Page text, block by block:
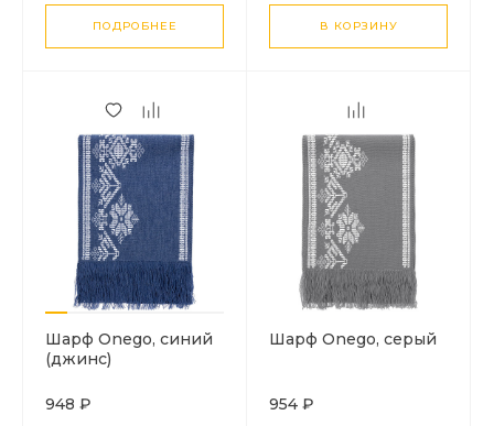
ПОДРОБНЕЕ В КОРЗИНУ
Шарф Onego, синий
(джинс)
948 ₽
Шарф Onego, серый
954 ₽